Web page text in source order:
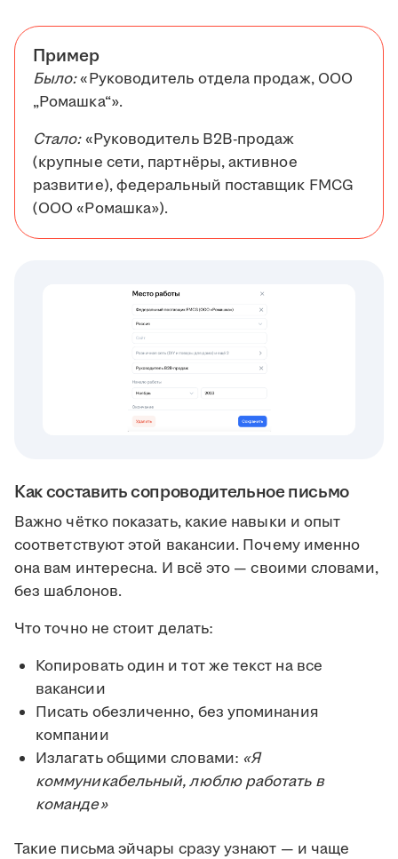
Пример
Было:«Руководитель отдела продаж, ООО
„Ромашка“».
Стало:«Руководитель B2B-продаж
(крупные сети, партнёры, активное
развитие), федеральный поставщик FMCG
(ООО «Ромашка»).
Как составить сопроводительное письмо
Важно чётко показать, какие навыки и опыт
соответствуют этой вакансии. Почему именно
она вам интересна. И всё это — своими словами,
без шаблонов.
Что точно не стоит делать:
Копировать один и тот же текст на все
вакансии
Писать обезличенно, без упоминания
компании
Излагать общими словами: «Я
коммуникабельный, люблю работать в
команде»
Такие письма эйчары сразу узнают — и чаще